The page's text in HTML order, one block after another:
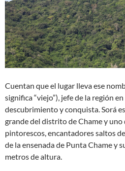
Cuentan que el lugar lleva ese
significa “viejo”), jefe de la región
descubrimiento y conquista. Sorá
grande del distrito de Chame y uno
pintorescos, encantadores saltos
de la ensenada de Punta Chame y
metros de altura.